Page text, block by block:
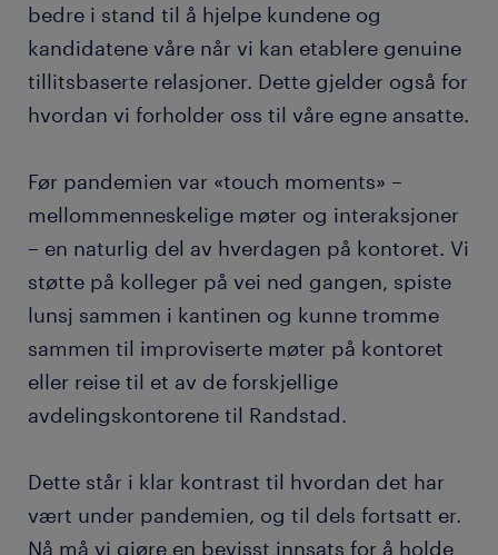
bedre i stand til å hjelpe kundene og
kandidatene våre når vi kan etablere genuine
tillitsbaserte relasjoner. Dette gjelder også for
hvordan vi forholder oss til våre egne ansatte.
Før pandemien var «touch moments» –
mellommenneskelige møter og interaksjoner
– en naturlig del av hverdagen på kontoret. Vi
støtte på kolleger på vei ned gangen, spiste
lunsj sammen i kantinen og kunne tromme
sammen til improviserte møter på kontoret
eller reise til et av de forskjellige
avdelingskontorene til Randstad.
Dette står i klar kontrast til hvordan det har
vært under pandemien, og til dels fortsatt er.
Nå må vi gjøre en bevisst innsats for å holde